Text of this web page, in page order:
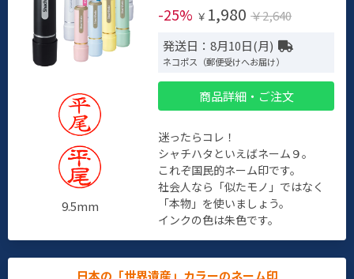
9.5mm
-25% ￥ 1,980 ￥2,640
発送日：8月10日(月)
ネコポス（郵便受けへお届け）
商品詳細・ご注文
迷ったらコレ！
シャチハタといえばネーム９。
これぞ国民的ネーム印です。
社会人なら「似たモノ」ではなく
「本物」を使いましょう。
インクの色は朱色です。
日本の「世界遺産」カラーのネーム印